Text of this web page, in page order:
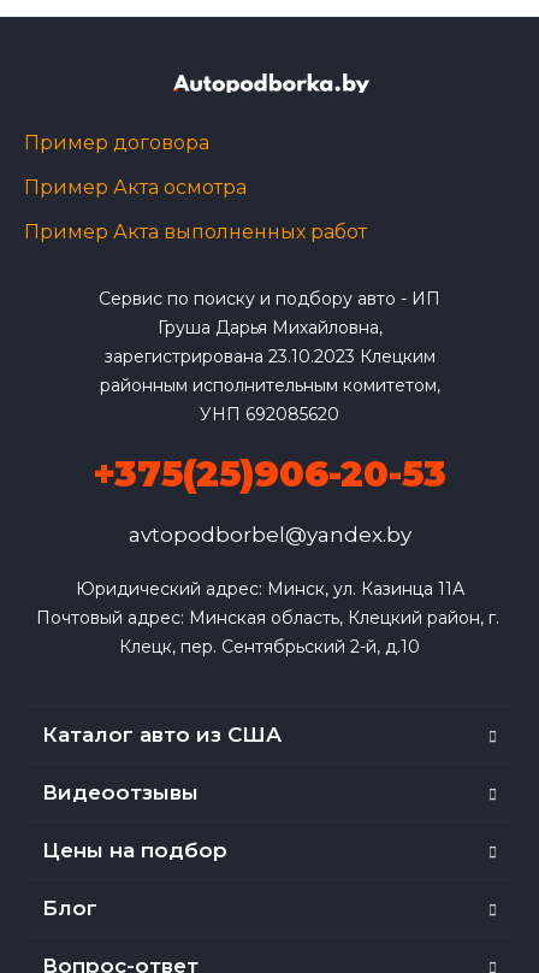
Пример договора
Пример Акта осмотра
Пример Акта выполненных работ
Сервис по поиску и подбору авто - ИП
Груша Дарья Михайловна,
зарегистрирована 23.10.2023 Клецким
районным исполнительным комитетом,
УНП 692085620
+375(25)906-20-53
avtopodborbel@yandex.by
Юридический адрес: Минск, ул. Казинца 11А
Почтовый адрес: Минская область, Клецкий район, г.
Клецк, пер. Сентябрьский 2-й, д.10
Каталог авто из США
Видеоотзывы
Цены на подбор
Блог
Вопрос-ответ